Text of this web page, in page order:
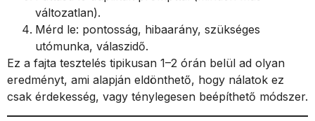
változatlan).
Mérd le: pontosság, hibaarány, szükséges
utómunka, válaszidő.
Ez a fajta tesztelés tipikusan 1–2 órán belül ad olyan
eredményt, ami alapján eldönthető, hogy nálatok ez
csak érdekesség, vagy ténylegesen beépíthető módszer.